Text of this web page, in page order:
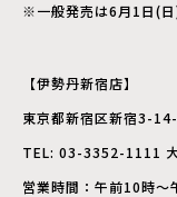
※一般発売は6月1日(日
【伊勢丹新宿店】
東京都新宿区新宿3-
TEL: 03-3352-1111
営業時間：午前10時～